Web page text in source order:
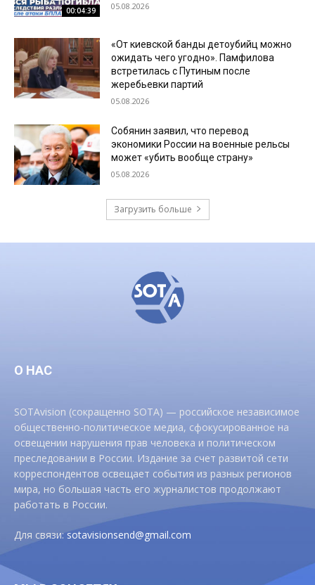
00:04:39 05.08.2026
«От киевской банды детоубийц можно
ожидать чего угодно». Памфилова
встретилась с Путиным после
жеребьевки партий
05.08.2026
Собянин заявил, что перевод
экономики России на военные рельсы
может «убить вообще страну»
05.08.2026
Загрузить больше
О НАС
SOTAvision (сокращенно SOTA) — российское независимое
общественно-политическое медиа, сфокусированное на
освещении нарушения прав человека и политическом
преследовании в России. Издание за счет развитой сети
корреспондентов освещает события из разных регионов
мира, но большая часть его журналистов продолжают
работать в России.
Для связи:sotavisionsend@gmail.com